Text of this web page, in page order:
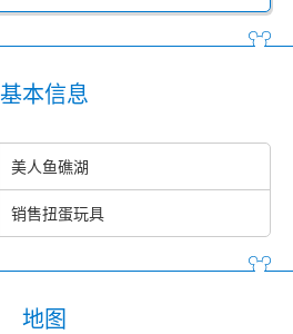
基本信息
美人鱼礁湖
销售扭蛋玩具
地图